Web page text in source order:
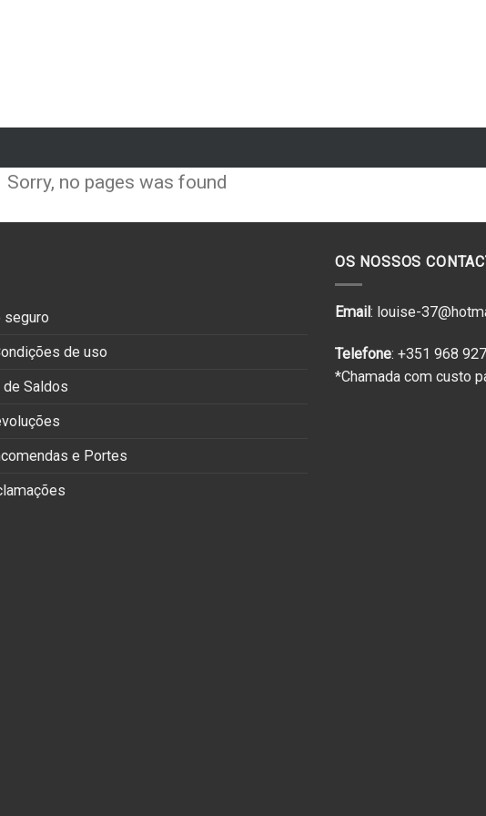
Sorry, no pages was found
seguro
de uso
Saldos
e Portes
OS NOSSOS
Email: louise-
Telefone: +351 968
*Chamada com custo